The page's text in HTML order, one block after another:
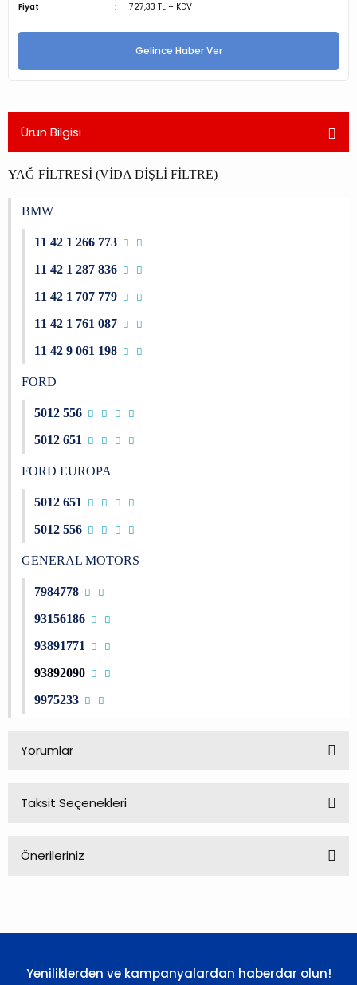
Fiyat 727,33 TL + KDV
Gelince Haber Ver
Ürün Bilgisi
YAĞ FİLTRESİ (VİDA DİŞLİ FİLTRE)
BMW
11 42 1 266 773
11 42 1 287 836
11 42 1 707 779
11 42 1 761 087
11 42 9 061 198
FORD
5012 556
5012 651
FORD EUROPA
5012 651
5012 556
GENERAL MOTORS
7984778
93156186
93891771
93892090
9975233
Yorumlar
Taksit Seçenekleri
Önerileriniz
Ürün resmi kalitesiz, bozuk veya görüntülenemiyor.
Yeniliklerden ve kampanyalardan haberdar olun!